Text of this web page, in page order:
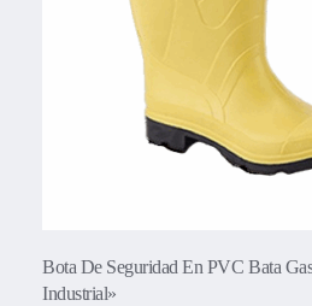
Bota De Seguridad En PVC Bata
Industrial»